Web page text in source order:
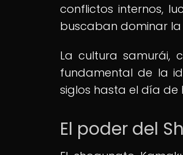
conflictos internos,
buscaban dominar la
La cultura samurái,
fundamental de la
siglos hasta el día de
El poder del